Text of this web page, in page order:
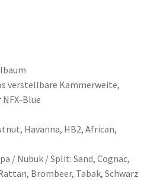
verstellbare Kammerweite,
Blue
Havanna, HB2, African,
/ Nubuk / Split: Sand, Cognac,
Brombeer, Tabak, Schwarz